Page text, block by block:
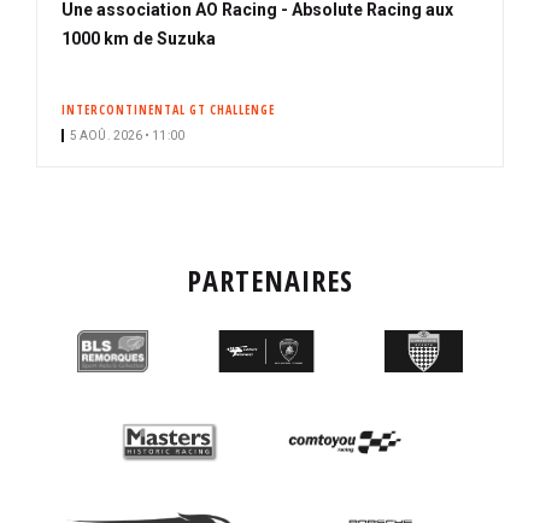
Une association AO Racing - Absolute Racing aux
1000 km de Suzuka
INTERCONTINENTAL GT CHALLENGE
5 AOÛ. 2026 • 11:00
PARTENAIRES